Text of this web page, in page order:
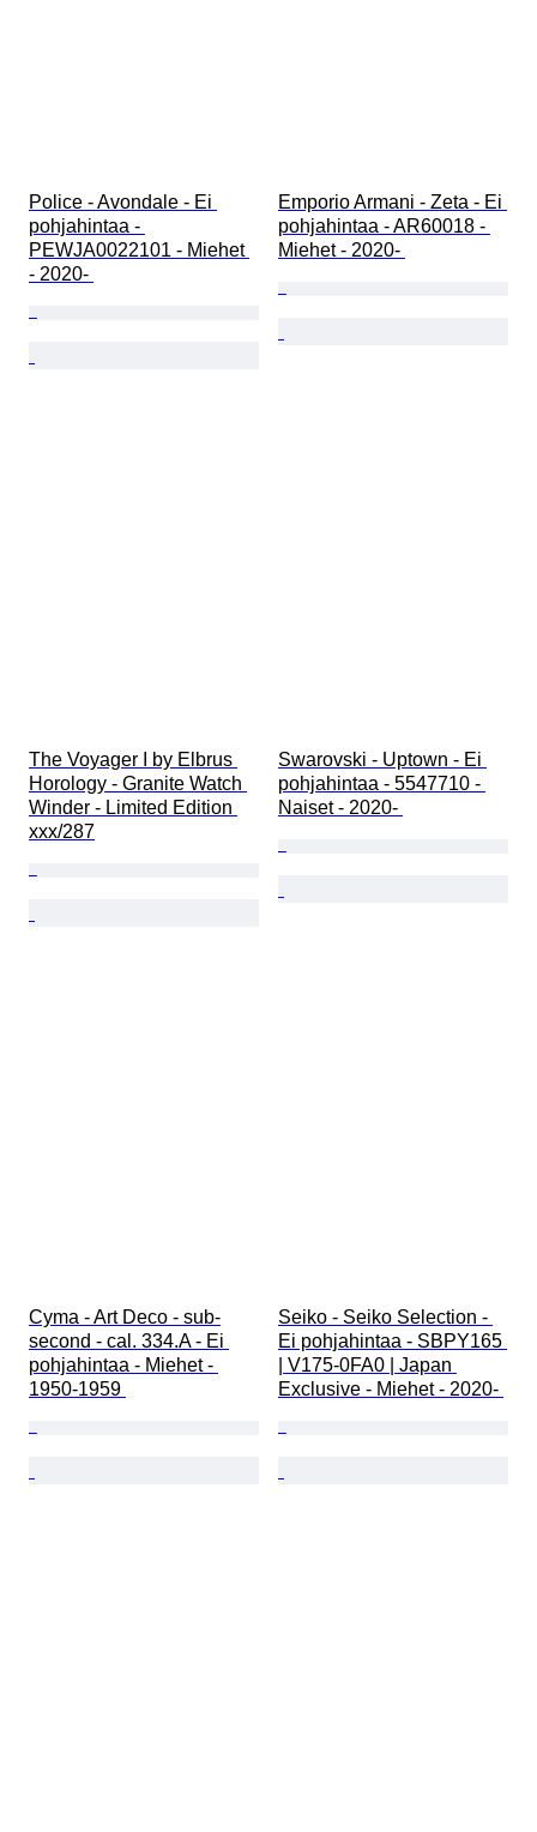
Police - Avondale - Ei
pohjahintaa -
PEWJA0022101 - Miehet
- 2020-
Emporio Armani - Zeta - Ei
pohjahintaa - AR60018 -
Miehet - 2020-
The Voyager I by Elbrus
Horology - Granite Watch
Winder - Limited Edition
xxx/287
Swarovski - Uptown - Ei
pohjahintaa - 5547710 -
Naiset - 2020-
Cyma - Art Deco - sub-
second - cal. 334.A - Ei
pohjahintaa - Miehet -
1950-1959
Seiko - Seiko Selection -
Ei pohjahintaa - SBPY165
| V175-0FA0 | Japan
Exclusive - Miehet - 2020-